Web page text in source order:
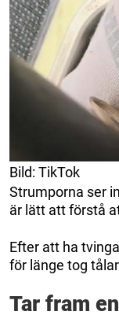
Bild: TikTok
Strumporna ser
är lätt att förstå
Efter att ha
för länge tog
Tar fram